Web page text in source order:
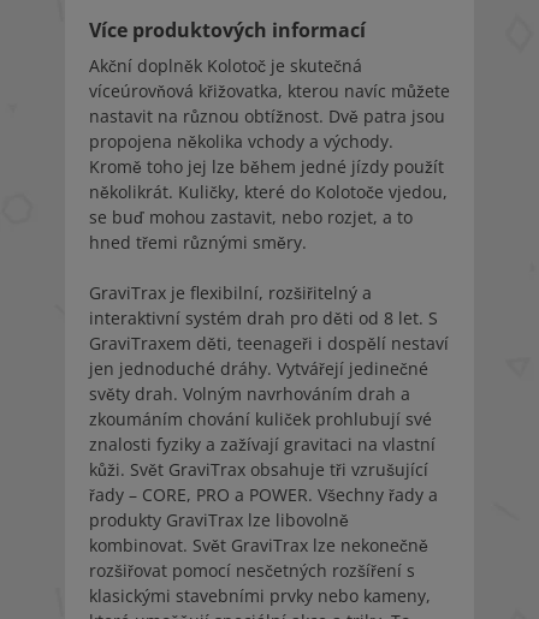
Více produktových informací
Akční doplněk Kolotoč je skutečná
víceúrovňová křižovatka, kterou navíc můžete
nastavit na různou obtížnost. Dvě patra jsou
propojena několika vchody a východy.
Kromě toho jej lze během jedné jízdy použít
několikrát. Kuličky, které do Kolotoče vjedou,
se buď mohou zastavit, nebo rozjet, a to
hned třemi různými směry.
GraviTrax je flexibilní, rozšiřitelný a
interaktivní systém drah pro děti od 8 let. S
GraviTraxem děti, teenageři i dospělí nestaví
jen jednoduché dráhy. Vytvářejí jedinečné
světy drah. Volným navrhováním drah a
zkoumáním chování kuliček prohlubují své
znalosti fyziky a zažívají gravitaci na vlastní
kůži. Svět GraviTrax obsahuje tři vzrušující
řady – CORE, PRO a POWER. Všechny řady a
produkty GraviTrax lze libovolně
kombinovat. Svět GraviTrax lze nekonečně
rozšiřovat pomocí nesčetných rozšíření s
klasickými stavebními prvky nebo kameny,